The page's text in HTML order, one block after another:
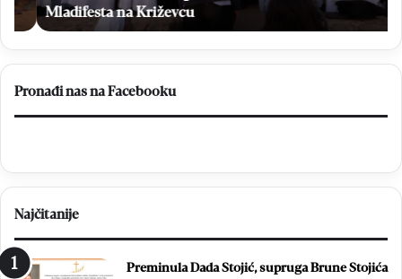
Križevcu
Mladifesta na Križevcu
i
Pronađi nas na Facebooku
Najčitanije
Preminula Dada Stojić, supruga Brune Stojića